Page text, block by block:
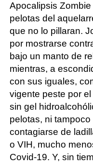
Apocalipsis
pelotas del
que no lo pillaran.
por mostrarse
bajo un manto de
mientras, a
con sus iguales,
vigente peste por
sin gel
pelotas, ni
contagiarse de
o VIH, mucho
Covid-19. Y, sin